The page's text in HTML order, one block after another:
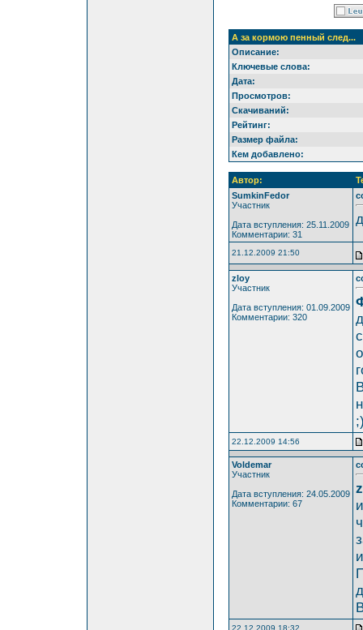
А за кормою пенный след...
Описание:
Ключевые слова:
Дата:
Просмотров:
Скачиваний:
Рейтинг:
Размер файла:
Кем добавлено:
Автор:
SumkinFedor
Участник
Дата вступления: 25.11.2009
Комментарии: 31
21.12.2009 21:50
zloy
Участник
Дата вступления: 01.09.2009
Комментарии: 320
22.12.2009 14:56
Voldemar
Участник
Дата вступления: 24.05.2009
Комментарии: 67
22.12.2009 18:32